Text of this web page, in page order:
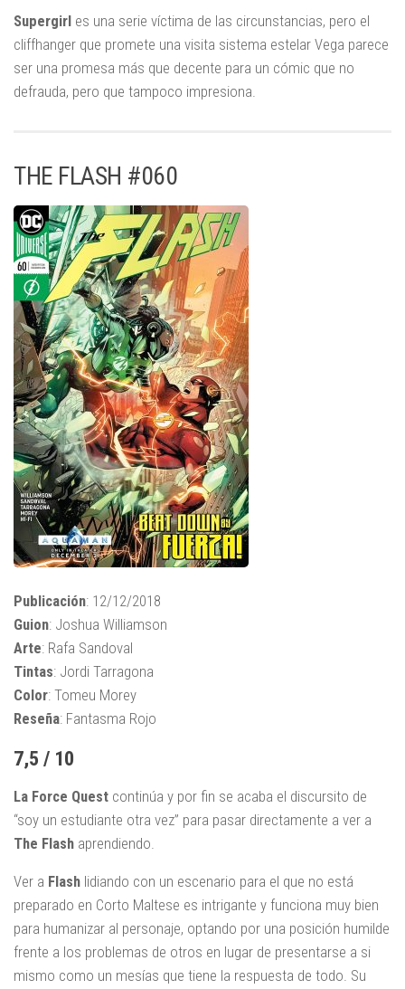
Supergirl es una serie víctima de las circunstancias, pero el
cliffhanger que promete una visita sistema estelar Vega parece
ser una promesa más que decente para un cómic que no
defrauda, pero que tampoco impresiona.
THE FLASH #060
Publicación: 12/12/2018
Guion: Joshua Williamson
Arte: Rafa Sandoval
Tintas: Jordi Tarragona
Color: Tomeu Morey
Reseña: Fantasma Rojo
7,5 / 10
La Force Quest continúa y por fin se acaba el discursito de
“soy un estudiante otra vez” para pasar directamente a ver a
The Flash aprendiendo.
Ver a Flash lidiando con un escenario para el que no está
preparado en Corto Maltese es intrigante y funciona muy bien
para humanizar al personaje, optando por una posición humilde
frente a los problemas de otros en lugar de presentarse a si
mismo como un mesías que tiene la respuesta de todo. Su